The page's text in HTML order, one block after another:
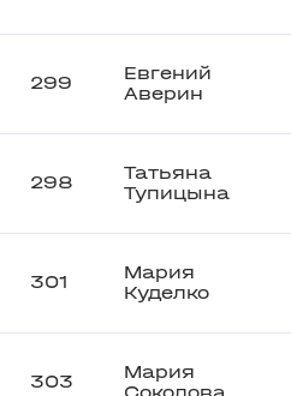
299
Евгений
Аверин
298
Татьяна
Тупицына
301
Мария
Куделко
303
Мария